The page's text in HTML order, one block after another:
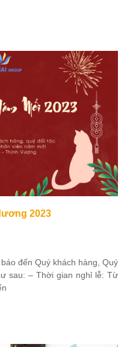
2023
đến Quý khách hàng, Quý
sau: – Thời gian nghỉ lễ: Từ